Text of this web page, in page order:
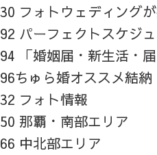
30 フォトウェディング
92 パーフェクトスケジ
94 「婚姻届・新生活・
96ちゅら婚オススメ結
32 フォト情報
50 那覇・南部エリア
66 中北部エリア